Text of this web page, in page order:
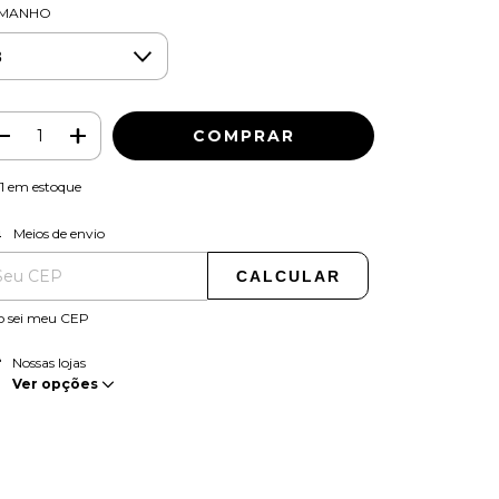
1 em estoque
para o CEP:
Meios de envio
CALCULAR
sei meu CEP
Nossas lojas
Ver opções